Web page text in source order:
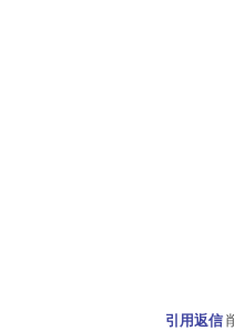
引用返信